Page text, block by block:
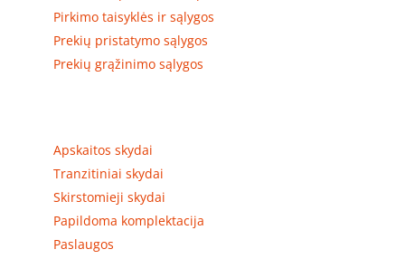
Pirkimo taisyklės ir sąlygos
Prekių pristatymo sąlygos
Prekių grąžinimo sąlygos
Apskaitos skydai
Tranzitiniai skydai
Skirstomieji skydai
Papildoma komplektacija
Paslaugos